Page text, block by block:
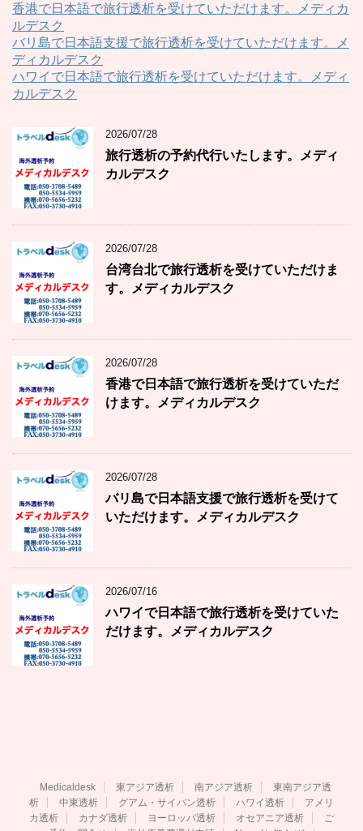
香港で日本語で旅行透析を受けていただけます。メディカ
ルデスク
バリ島で日本語支援で旅行透析を受けていただけます。メ
ディカルデスク
ハワイで日本語で旅行透析を受けていただけます。メディ
カルデスク
2026/07/28
旅行透析の予約代行いたします。メディ
カルデスク
2026/07/28
台湾台北で旅行透析を受けていただけま
す。メディカルデスク
2026/07/28
香港で日本語で旅行透析を受けていただ
けます。メディカルデスク
2026/07/28
バリ島で日本語支援で旅行透析を受けて
いただけます。メディカルデスク
2026/07/16
ハワイで日本語で旅行透析を受けていた
だけます。メディカルデスク
Medicaldesk 東アジア透析 南アジア透析
東南アジア透
析
中東透析 グアム・サイパン透析 ハワイ透析
アメリ
カ透析
カナダ透析 ヨーロッパ透析 オセアニア透析
ご